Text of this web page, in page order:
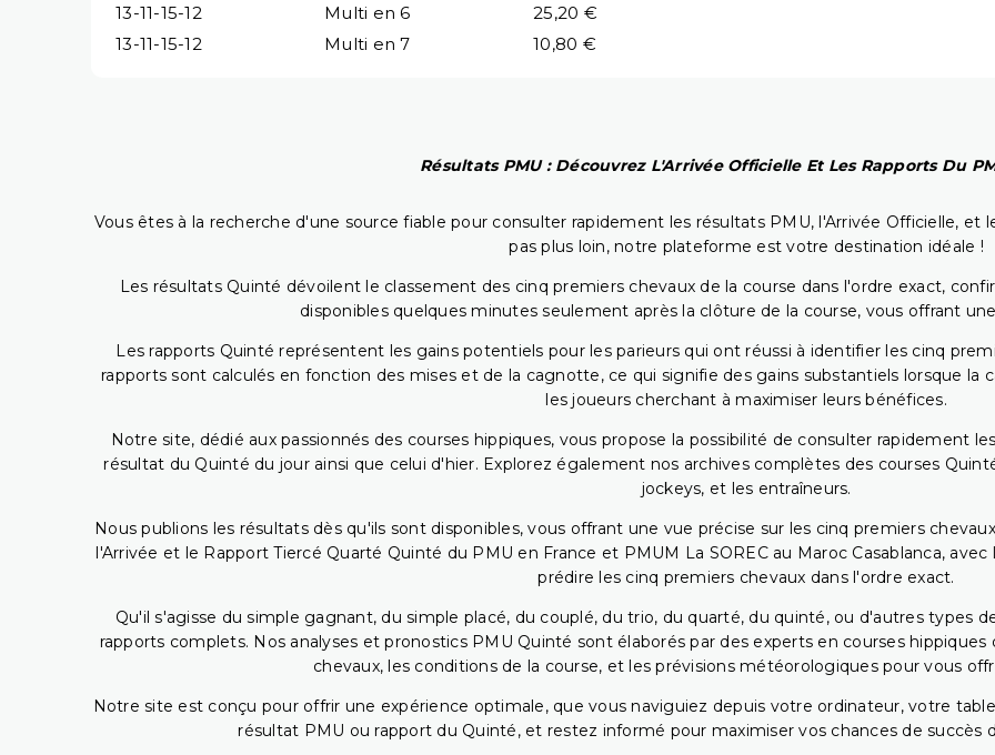
13-11-15-12
Multi en 6
25,20 €
13-11-15-12
Multi en 7 10,80 €
Résultats PMU : Découvrez L'Arrivée Officielle Et Les Rapports Du
Vous êtes à la recherche d'une source fiable pour consulter rapidement les résultats PMU, l'Arrivée Officielle, et
pas plus loin, notre plateforme est votre destination idéale !
Les résultats Quinté dévoilent le classement des cinq premiers chevaux de la course dans l'ordre exact,
disponibles quelques minutes seulement après la clôture de la course, vous offrant
Les rapports Quinté représentent les gains potentiels pour les parieurs qui ont réussi à identifier les cinq
rapports sont calculés en fonction des mises et de la cagnotte, ce qui signifie des gains substantiels lorsque
les joueurs cherchant à maximiser leurs bénéfices.
Notre site, dédié aux passionnés des courses hippiques, vous propose la possibilité de consulter rapidement
résultat du Quinté du jour ainsi que celui d'hier. Explorez également nos archives complètes des courses
jockeys, et les entraîneurs.
Nous publions les résultats dès qu'ils sont disponibles, vous offrant une vue précise sur les cinq premiers
l'Arrivée et le Rapport Tiercé Quarté Quinté du PMU en France et PMUM La SOREC au Maroc Casablanca,
prédire les cinq premiers chevaux dans l'ordre exact.
Qu'il s'agisse du simple gagnant, du simple placé, du couplé, du trio, du quarté, du quinté, ou d'autres types
rapports complets. Nos analyses et pronostics PMU Quinté sont élaborés par des experts en courses
chevaux, les conditions de la course, et les prévisions météorologiques pour vous
Notre site est conçu pour offrir une expérience optimale, que vous naviguiez depuis votre ordinateur, votre
résultat PMU ou rapport du Quinté, et restez informé pour maximiser vos chances de succès